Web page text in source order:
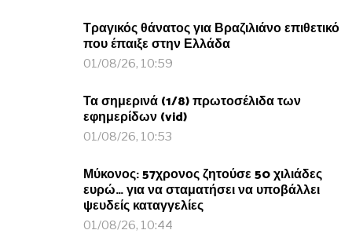
Τραγικός θάνατος για Βραζιλιάνο επιθετικό
που έπαιξε στην Ελλάδα
01/08/26, 10:59
Τα σημερινά (1/8) πρωτοσέλιδα των
εφημερίδων (vid)
01/08/26, 10:53
Μύκονος: 57χρονος ζητούσε 50 χιλιάδες
ευρώ… για να σταματήσει να υποβάλλει
ψευδείς καταγγελίες
01/08/26, 10:44